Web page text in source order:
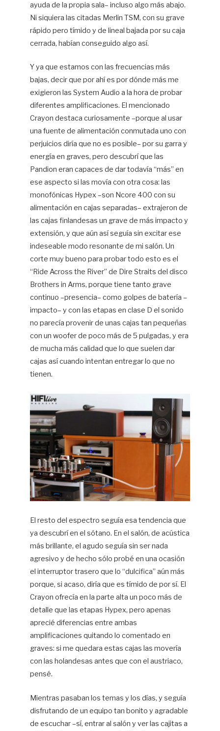
ayuda de la propia sala– incluso algo más abajo.
Ni siquiera las citadas Merlin TSM, con su grave
rápido pero tímido y de lineal bajada por su caja
cerrada, habían conseguido algo así.
Y ya que estamos con las frecuencias más
bajas, decir que por ahí es por dónde más me
exigieron las System Audio a la hora de probar
diferentes amplificaciones. El mencionado
Crayon destaca curiosamente –porque al usar
una fuente de alimentación conmutada uno con
perjuicios diría que no es posible– por su garra y
energía en graves, pero descubrí que las
Pandion eran capaces de dar todavía “más” en
ese aspecto si las movía con otra cosa: las
monofónicas Hypex –son Ncore 400 con su
alimentación en cajas separadas– extrajeron de
las cajas finlandesas un grave de más impacto y
extensión, y que aún así seguía sin excitar ese
indeseable modo resonante de mi salón. Un
corte muy bueno para probar todo esto es el
“Ride Across the River” de Dire Straits del disco
Brothers in Arms, porque tiene tanto grave
continuo –presencia– como golpes de batería –
impacto– y con las etapas en clase D el sonido
no parecía provenir de unas cajas tan pequeñas
con un woofer de poco más de 5 pulgadas, y era
de mucha más calidad que lo que suelen dar
cajas así cuando intentan entregar lo que no
tienen.
El resto del espectro seguía esa tendencia que
ya descubrí en el sótano. En el salón, de acústica
más brillante, el agudo seguía sin ser nada
agresivo y de hecho sólo probé en una ocasión
el interruptor trasero que lo “dulcifica” aún más
porque, si acaso, diría que es tímido de por sí. El
Crayon ofrecía en la parte alta un poco más de
detalle que las etapas Hypex, pero apenas
aprecié diferencias entre ambas
amplificaciones quitando lo comentado en
graves: si me quedara estas cajas las movería
con las holandesas antes que con el austriaco,
pensé.
Mientras pasaban los temas y los días, y seguía
disfrutando de un equipo tan bonito y agradable
de escuchar –sí, entrar al salón y ver las cajitas a